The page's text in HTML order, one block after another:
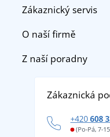
Zákaznický servis
Kontakt
Doprava a platba
Vrácení zboží a reklamace
Potisk a výšivka
Věrnostní program
O naší firmě
O nás
Z naší poradny
tradicí od roku 1976
Letní dobrodružství
Zákaznická
+420608
(Po-Pá, 7-